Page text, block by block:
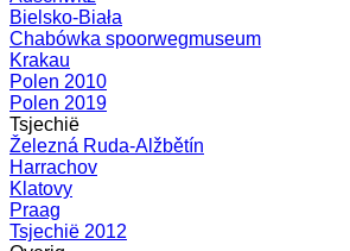
Bielsko-Biała
Chabówka spoorwegmuseum
Krakau
Polen 2010
Polen 2019
Tsjechië
Železná Ruda-Alžbětín
Harrachov
Klatovy
Praag
Tsjechië 2012